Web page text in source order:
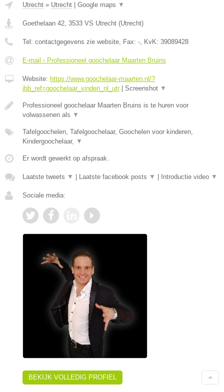
Utrecht » Utrecht Google maps ▼
Goethelaan 42, 3533 VS Utrecht (Utrecht)
Tel: contactgegevens zie website, Fax: -, KvK: 39089428
E-mail › Professioneel goochelaar Maarten Bruins
Website: https://www.goochelaar-maarten.nl/?
jbb_ref=goochelaar_vinden_nl_utr| Screenshot ▼
Professioneel goochelaar Maarten Bruins is te huren voor
volwassenen als ▼
Tafelgoochelen, Tafelgoochelaar, Goochelen voor kinderen,
Kindergoochelaar, ▼
Er wordt gewerkt op afspraak.
Laatste tweets ▼ Laatste facebook posts ▼ Introductie video ▼
Sociale media:
BEKIJK VOLLEDIG PROFIEL